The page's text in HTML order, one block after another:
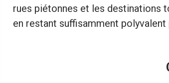
rues piétonnes et les destinations
en restant suffisamment